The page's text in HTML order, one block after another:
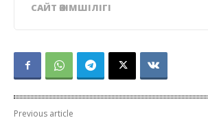
САЙТ ӘКІМШІЛІГІ
Previous article